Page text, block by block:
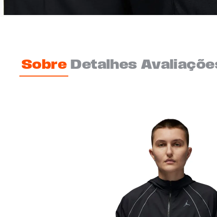
Sobre Detalhes